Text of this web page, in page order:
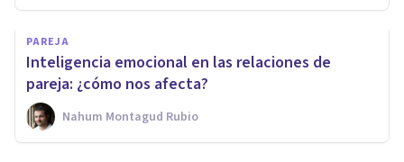
PAREJA
Inteligencia emocional en las relaciones de
pareja: ¿cómo nos afecta?
Nahum Montagud Rubio
Falta de comunicación en la
pareja: 8 maneras en las que
se expresa
Andrés Carrillo